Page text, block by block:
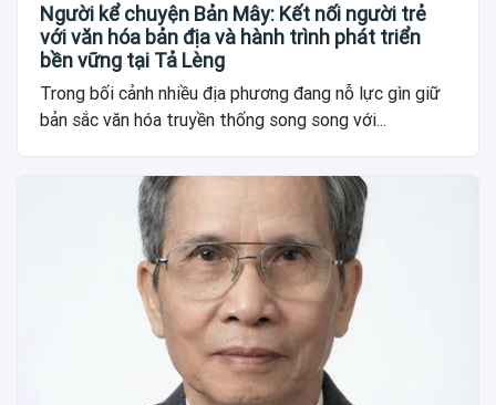
Người kể chuyện Bản Mây: Kết nối người trẻ
với văn hóa bản địa và hành trình phát triển
bền vững tại Tả Lèng
Trong bối cảnh nhiều địa phương đang nỗ lực gìn giữ
bản sắc văn hóa truyền thống song song với...